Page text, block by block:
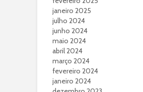
janeiro 2025
julho 2024
junho 2024
maio 2024
abril 2024
março 2024
fevereiro 2024
janeiro 2024